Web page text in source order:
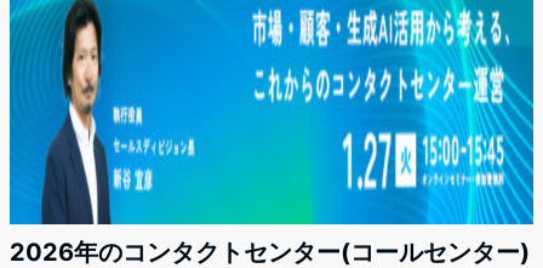
2026年のコンタクトセンター(コールセンター)